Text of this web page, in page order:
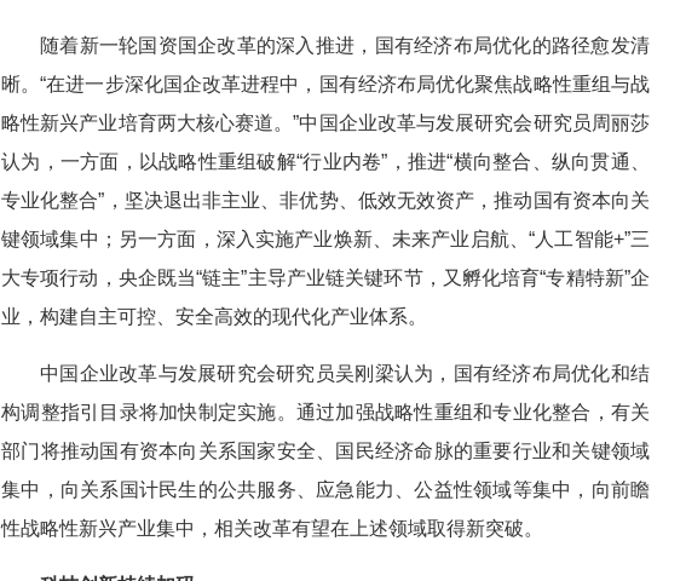
随着新一轮国资国企改革的深入推进，国有经济布局优化的路径愈发清
晰。“在进一步深化国企改革进程中，国有经济布局优化聚焦战略性重组与战
略性新兴产业培育两大核心赛道。”中国企业改革与发展研究会研究员周丽莎
认为，一方面，以战略性重组破解“行业内卷”，推进“横向整合、纵向贯通、
专业化整合”，坚决退出非主业、非优势、低效无效资产，推动国有资本向关
键领域集中；另一方面，深入实施产业焕新、未来产业启航、“人工智能+”三
大专项行动，央企既当“链主”主导产业链关键环节，又孵化培育“专精特新”企
业，构建自主可控、安全高效的现代化产业体系。
中国企业改革与发展研究会研究员吴刚梁认为，国有经济布局优化和结
构调整指引目录将加快制定实施。通过加强战略性重组和专业化整合，有关
部门将推动国有资本向关系国家安全、国民经济命脉的重要行业和关键领域
集中，向关系国计民生的公共服务、应急能力、公益性领域等集中，向前瞻
性战略性新兴产业集中，相关改革有望在上述领域取得新突破。